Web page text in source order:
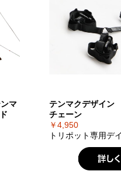
マ
テンマクデザイン
チェーン
￥4,950
トリポット専用デ